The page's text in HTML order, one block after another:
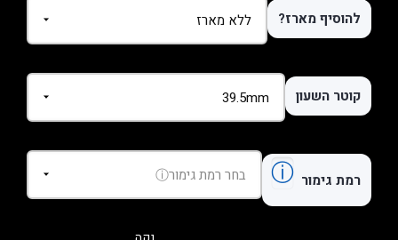
להוסיף מארז?
קוטר השעון
רמת גימור ⓘ